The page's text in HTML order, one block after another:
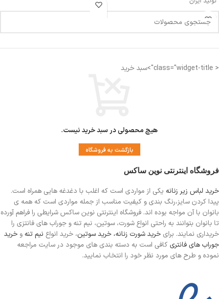
< class="widget-title">سبد خرید
هیچ محصولی در سبد خرید نیست.
بازگشت به فروشگاه
فروشگاه اینترنتی نوین ساکس
خرید لباس زیر زنانه یکی از مواردی است که اغلب با دغدغه هایی همراه است.
پیدا کردن سایز،رنگ بندی و کیفیت مناسب از جمله مواردی است که همه ی
بانوان با آن مواجه بوده اند. فروشگاه اینترنتی نوین ساکس شرایطی را فراهم آورده
تا بانوان بتوانند به راحتی انواع شورت، سوتین، نیم تنه و جوراب های فانتزی را
خریداری نمایند. برای خرید شورت زنانه، خرید سوتین، خرید انواع نیم تنه و خرید
جوراب های فانتری کافی است به دسته بندی های موجود در سایت مراجعه
نموده و طرح های مورد نظر خود را انتخاب نمایید.